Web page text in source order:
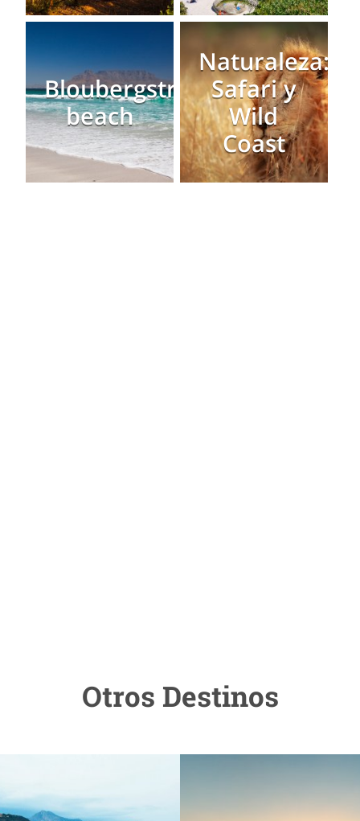
Bloubergstrand
beach
Naturaleza:
Safari y
Wild
Coast
Otros Destinos